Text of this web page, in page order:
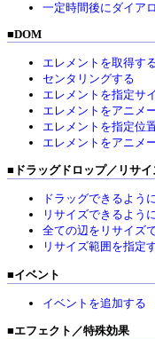
一定時間後にダイア
■DOM
エレメントを取得す
センタリングする
エレメントを指定サ
エレメントをアニメ
エレメントを指定位
エレメントをアニメ
■ ドラッグドロップ／リサイ
ドラッグできるよう
リサイズできるよう
全ての辺をリサイズ
リサイズ範囲を指定
■イベント
イベントを追加する
■エフェクト／特殊効果